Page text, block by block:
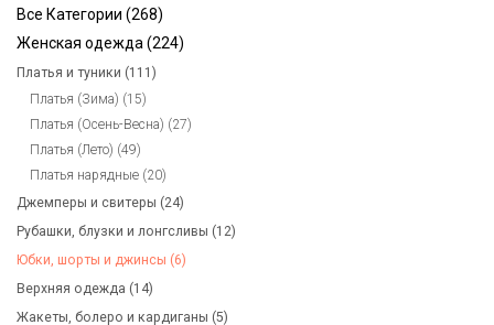
Все Категории (268)
Женская одежда (224)
Платья и туники (111)
Платья (Зима) (15)
Платья (Осень-Весна) (27)
Платья (Лето) (49)
Платья нарядные (20)
Джемперы и свитеры (24)
Рубашки, блузки и лонгсливы (12)
Юбки, шорты и джинсы (6)
Верхняя одежда (14)
Жакеты, болеро и кардиганы (5)